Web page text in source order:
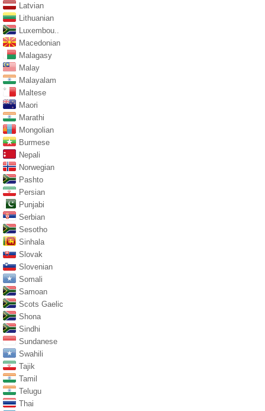
Latvian
Lithuanian
Luxembou..
Macedonian
Malagasy
Malay
Malayalam
Maltese
Maori
Marathi
Mongolian
Burmese
Nepali
Norwegian
Pashto
Persian
Punjabi
Serbian
Sesotho
Sinhala
Slovak
Slovenian
Somali
Samoan
Scots Gaelic
Shona
Sindhi
Sundanese
Swahili
Tajik
Tamil
Telugu
Thai